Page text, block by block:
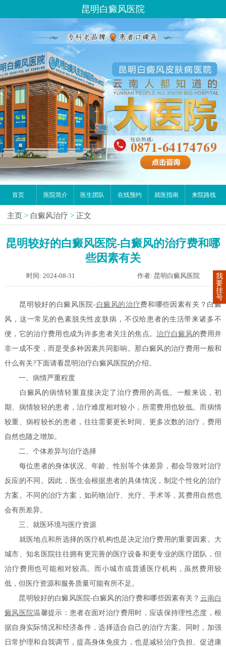
昆明白癜风医院
首页 医院简介 医生团队 在线预约 就医指南 来院路线
主页 > 白癜风治疗 > 正文
昆明较好的白癜风医院-白癜风的治疗费和哪
些因素有关
时间: 2024-08-31 作者: 昆明白癜风医院
昆明较好的白癜风医院-白癜风的治疗费和哪些因素有关？白癜
风，这一常见的色素脱失性皮肤病，不仅给患者的生活带来诸多不
便，它的治疗费用也成为许多患者关注的焦点。治疗白癜风的费用并
非一成不变，而是受多种因素共同影响。那白癜风的治疗费用一般和
什么有关?下面请看昆明治疗白癜风医院的介绍。
一、病情严重程度
白癜风的病情轻重直接决定了治疗费用的高低。一般来说，初
期、病情较轻的患者，治疗难度相对较小，所需费用也较低。而病情
较重、病程较长的患者，往往需要更长时间、更多次数的治疗，费用
自然也随之增加。
二、个体差异与治疗选择
每位患者的身体状况、年龄、性别等个体差异，都会导致对治疗
反应的不同。因此，医生会根据患者的具体情况，制定个性化的治疗
方案。不同的治疗方案，如药物治疗、光疗、手术等，其费用自然也
会有所差异。
三、就医环境与医疗资源
就医地点和所选择的医疗机构也是决定治疗费用的重要因素。大
城市、知名医院往往拥有更完善的医疗设备和更专业的医疗团队，但
治疗费用也可能相对较高。而小城市或普通医疗机构，虽然费用较
低，但医疗资源和服务质量可能有所不足。
昆明较好的白癜风医院-白癜风的治疗费和哪些因素有关？ 云南白
癜风医院温馨提示：患者在面对治疗费用时，应该保持理性态度，根
据自身实际情况和经济条件，选择适合自己的治疗方案。同时，加强
日常护理和自我调节，提高身体免疫力，也是减轻治疗负担、促进康
我
要
挂
号